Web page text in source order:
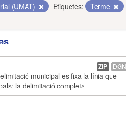
(UMAT) Etiquetes:
Terme
municipal es fixa la línia que
la delimitació completa...
ZIP DGN